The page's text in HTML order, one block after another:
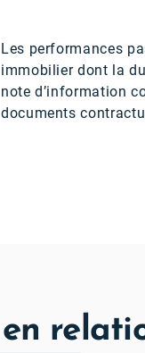
Les performances
immobilier dont la
note d’information
documents